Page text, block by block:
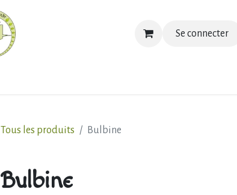
Se connecter
Tous les produits Bulbine
Bulbine